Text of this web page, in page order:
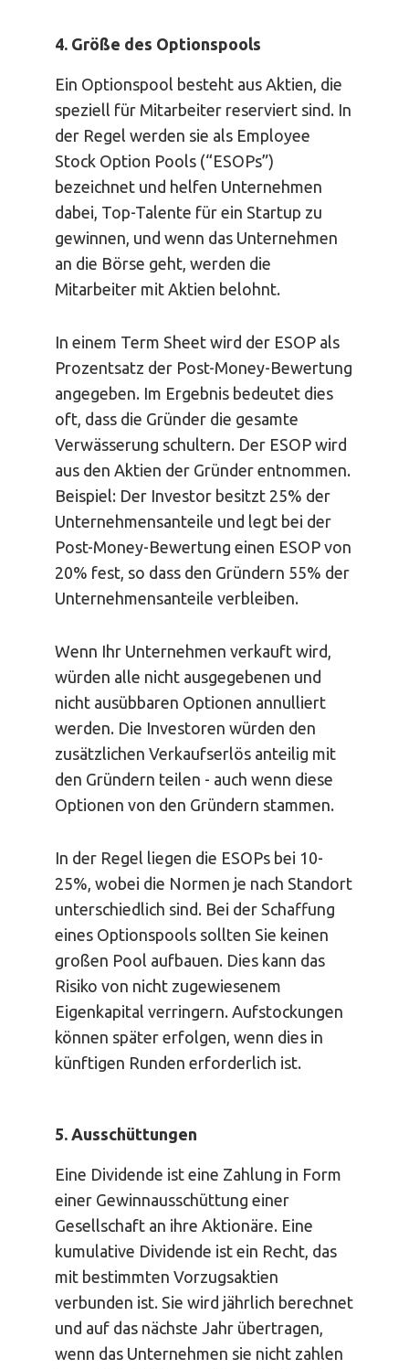
4. Größe des Optionspools
Ein Optionspool besteht aus Aktien, die
speziell für Mitarbeiter reserviert sind. In
der Regel werden sie als Employee
Stock Option Pools (“ESOPs”)
bezeichnet und helfen Unternehmen
dabei, Top-Talente für ein Startup zu
gewinnen, und wenn das Unternehmen
an die Börse geht, werden die
Mitarbeiter mit Aktien belohnt.
In einem Term Sheet wird der ESOP als
Prozentsatz der Post-Money-Bewertung
angegeben. Im Ergebnis bedeutet dies
oft, dass die Gründer die gesamte
Verwässerung schultern. Der ESOP wird
aus den Aktien der Gründer entnommen.
Beispiel: Der Investor besitzt 25% der
Unternehmensanteile und legt bei der
Post-Money-Bewertung einen ESOP von
20% fest, so dass den Gründern 55% der
Unternehmensanteile verbleiben.
Wenn Ihr Unternehmen verkauft wird,
würden alle nicht ausgegebenen und
nicht ausübbaren Optionen annulliert
werden. Die Investoren würden den
zusätzlichen Verkaufserlös anteilig mit
den Gründern teilen - auch wenn diese
Optionen von den Gründern stammen.
In der Regel liegen die ESOPs bei 10-
25%, wobei die Normen je nach Standort
unterschiedlich sind. Bei der Schaffung
eines Optionspools sollten Sie keinen
großen Pool aufbauen. Dies kann das
Risiko von nicht zugewiesenem
Eigenkapital verringern. Aufstockungen
können später erfolgen, wenn dies in
künftigen Runden erforderlich ist.
5. Ausschüttungen
Eine Dividende ist eine Zahlung in Form
einer Gewinnausschüttung einer
Gesellschaft an ihre Aktionäre. Eine
kumulative Dividende ist ein Recht, das
mit bestimmten Vorzugsaktien
verbunden ist. Sie wird jährlich berechnet
und auf das nächste Jahr übertragen,
wenn das Unternehmen sie nicht zahlen